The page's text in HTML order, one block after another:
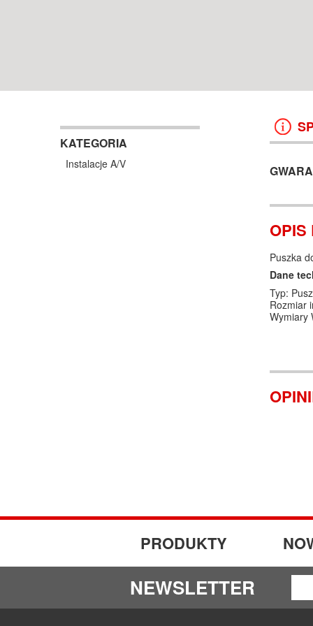
KATEGORIA
Instalacje A/V
OPIS
Puszka
Dane
Typ:
Rozmiar
Wymiary
PRODUKTY
NEWSLETTER